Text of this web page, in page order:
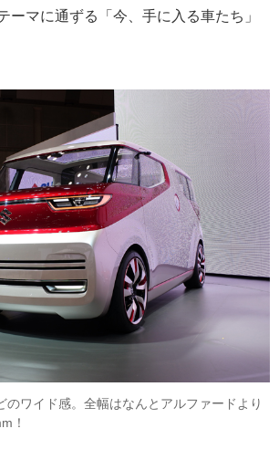
ーマに通ずる「今、手に入る車たち」
ワイド感。全幅はなんとアルファードより
！